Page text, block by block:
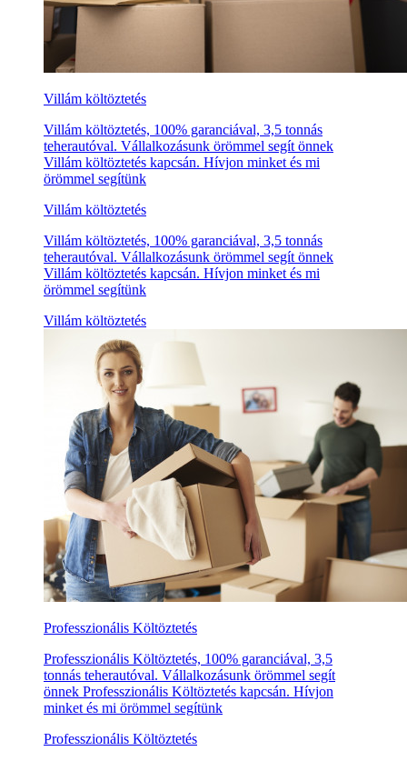
Villám költöztetés
Villám költöztetés, 100% garanciával, 3,5 tonnás
teherautóval. Vállalkozásunk örömmel segít önnek
Villám költöztetés kapcsán. Hívjon minket és mi
örömmel segítünk
Villám költöztetés
Villám költöztetés, 100% garanciával, 3,5 tonnás
teherautóval. Vállalkozásunk örömmel segít önnek
Villám költöztetés kapcsán. Hívjon minket és mi
örömmel segítünk
Villám költöztetés
Professzionális Költöztetés
Professzionális Költöztetés, 100% garanciával, 3,5
tonnás teherautóval. Vállalkozásunk örömmel segít
önnek Professzionális Költöztetés kapcsán. Hívjon
minket és mi örömmel segítünk
Professzionális Költöztetés